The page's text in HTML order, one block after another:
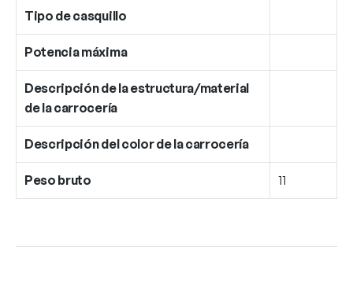
Tipo de casquillo
Potencia máxima
Descripción de la estructura/material
de la carrocería
Descripción del color de la carrocería
Peso bruto 11